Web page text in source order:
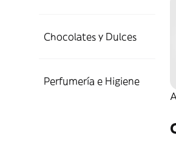
Cervezas
Cerveza en Lata
Chocolates y Dulces
Caramelos y
Perfumería e Higiene